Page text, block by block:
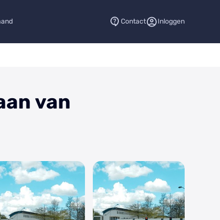
Contact Inloggen
van